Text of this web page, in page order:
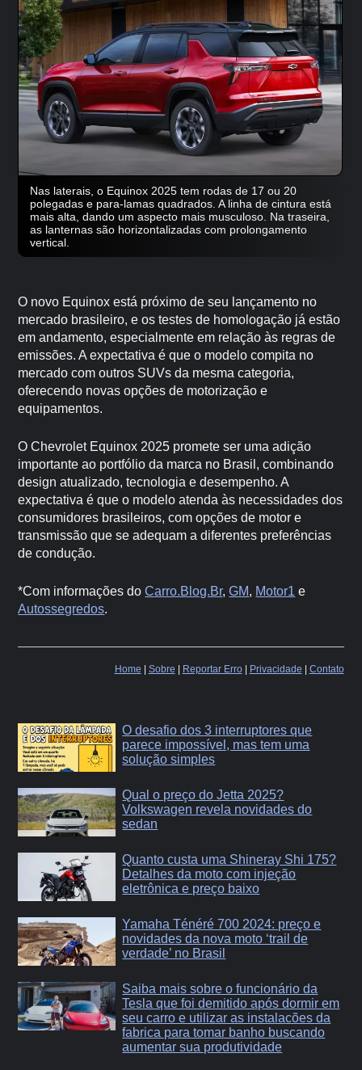
Nas laterais, o Equinox 2025 tem rodas de 17 ou 20
polegadas e para-lamas quadrados. A linha de cintura está
mais alta, dando um aspecto mais musculoso. Na traseira,
as lanternas são horizontalizadas com prolongamento
vertical.
O novo Equinox está próximo de seu lançamento no
mercado brasileiro, e os testes de homologação já estão
em andamento, especialmente em relação às regras de
emissões. A expectativa é que o modelo compita no
mercado com outros SUVs da mesma categoria,
oferecendo novas opções de motorização e
equipamentos.
O Chevrolet Equinox 2025 promete ser uma adição
importante ao portfólio da marca no Brasil, combinando
design atualizado, tecnologia e desempenho. A
expectativa é que o modelo atenda às necessidades dos
consumidores brasileiros, com opções de motor e
transmissão que se adequam a diferentes preferências
de condução.
*Com informações doCarro.Blog.Br,GM, Motor1 e
Autossegredos.
Home Sobre Reportar Erro| Privacidade Contato
O desafio dos 3 interruptores que
parece impossível, mas tem uma
solução simples
Qual o preço do Jetta 2025?
Volkswagen revela novidades do
sedan
Quanto custa uma Shineray Shi 175?
Detalhes da moto com injeção
eletrônica e preço baixo
Yamaha Ténéré 700 2024: preço e
novidades da nova moto ‘trail de
verdade’ no Brasil
Saiba mais sobre o funcionário da
Tesla que foi demitido após dormir em
seu carro e utilizar as instalacões da
fabrica para tomar banho buscando
aumentar sua produtividade